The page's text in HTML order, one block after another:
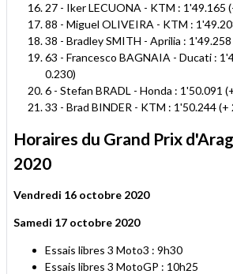
27 - Iker LECUONA - KTM : 1'49.165
88 - Miguel OLIVEIRA - KTM :
38 - Bradley SMITH - Aprilia :
63 - Francesco BAGNAIA - Ducati :
0.230)
6 - Stefan BRADL - Honda : 1'50.091
33 - Brad BINDER - KTM : 1'50.244 (+
Horaires du Grand Prix
2020
Vendredi 16 octobre 2020
Samedi 17 octobre 2020
Essais libres 3 Moto3 : 9h30
Essais libres 3 MotoGP : 10h25